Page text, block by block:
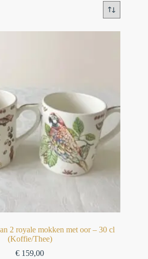
2 royale mokken met oor – 30 cl
(Koffie/Thee)
€ 159,00